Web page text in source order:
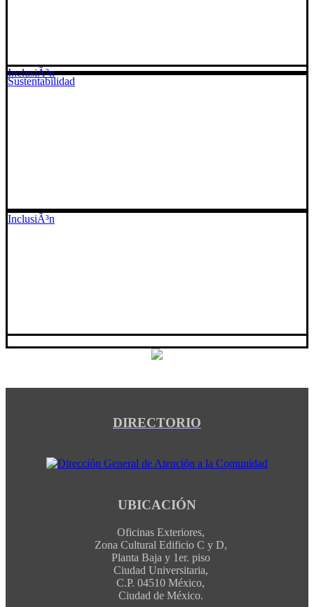
Sustentabilidad
InclusiÃ³n
InclusiÃ³n
DIRECTORIO
UBICACIÓN
Oficinas Exteriores,
Zona Cultural Edificio C y D,
Planta Baja y 1er. piso
Ciudad Universitaria,
C.P. 04510 México,
Ciudad de México.